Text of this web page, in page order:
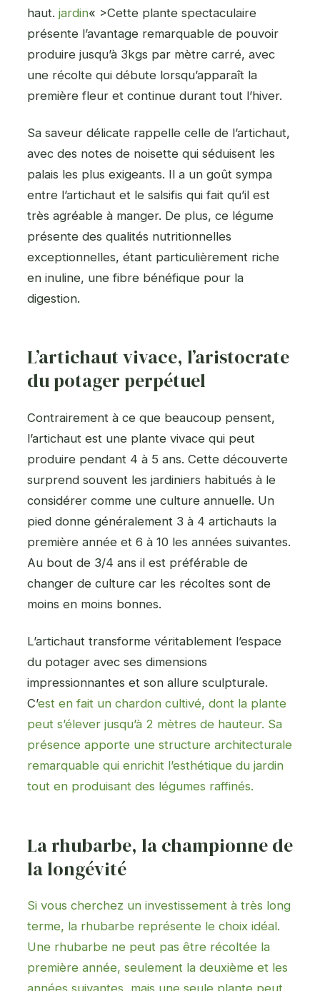
haut. jardin« >Cette plante spectaculaire
présente l’avantage remarquable de pouvoir
produire jusqu’à 3kgs par mètre carré, avec
une récolte qui débute lorsqu’apparaît la
première fleur et continue durant tout l’hiver.
Sa saveur délicate rappelle celle de l’artichaut,
avec des notes de noisette qui séduisent les
palais les plus exigeants. Il a un goût sympa
entre l’artichaut et le salsifis qui fait qu’il est
très agréable à manger. De plus, ce légume
présente des qualités nutritionnelles
exceptionnelles, étant particulièrement riche
en inuline, une fibre bénéfique pour la
digestion.
L’artichaut vivace, l’aristocrate
du potager perpétuel
Contrairement à ce que beaucoup pensent,
l’artichaut est une plante vivace qui peut
produire pendant 4 à 5 ans. Cette découverte
surprend souvent les jardiniers habitués à le
considérer comme une culture annuelle. Un
pied donne généralement 3 à 4 artichauts la
première année et 6 à 10 les années suivantes.
Au bout de 3/4 ans il est préférable de
changer de culture car les récoltes sont de
moins en moins bonnes.
L’artichaut transforme véritablement l’espace
du potager avec ses dimensions
impressionnantes et son allure sculpturale.
C’est en fait un chardon cultivé, dont la plante
peut s’élever jusqu’à 2 mètres de hauteur. Sa
présence apporte une structure architecturale
remarquable qui enrichit l’esthétique du jardin
tout en produisant des légumes raffinés.
La rhubarbe, la championne de
la longévité
Si vous cherchez un investissement à très long
terme, la rhubarbe représente le choix idéal.
Une rhubarbe ne peut pas être récoltée la
première année, seulement la deuxième et les